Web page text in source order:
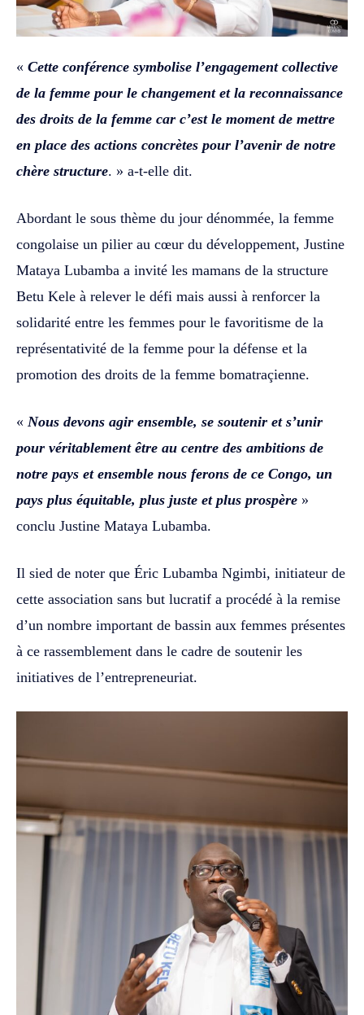
« Cette conférence symbolise l’engagement collective
de la femme pour le changement et la reconnaissance
des droits de la femme car c’est le moment de mettre
en place des actions concrètes pour l’avenir de notre
chère structure. » a-t-elle dit.
Abordant le sous thème du jour dénommée, la femme
congolaise un pilier au cœur du développement, Justine
Mataya Lubamba a invité les mamans de la structure
Betu Kele à relever le défi mais aussi à renforcer la
solidarité entre les femmes pour le favoritisme de la
représentativité de la femme pour la défense et la
promotion des droits de la femme bomatraçienne.
« Nous devons agir ensemble, se soutenir et s’unir
pour véritablement être au centre des ambitions de
notre pays et ensemble nous ferons de ce Congo, un
pays plus équitable, plus juste et plus prospère »
conclu Justine Mataya Lubamba.
Il sied de noter que Éric Lubamba Ngimbi, initiateur de
cette association sans but lucratif a procédé à la remise
d’un nombre important de bassin aux femmes présentes
à ce rassemblement dans le cadre de soutenir les
initiatives de l’entrepreneuriat.